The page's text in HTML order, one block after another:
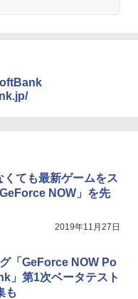
ても最新ゲームをス
NOW」を先
2019年11月27日
「GeForce NOW Po
」第1次ベータテスト
も